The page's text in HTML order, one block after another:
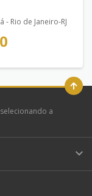
- Rio de Janeiro-RJ
a